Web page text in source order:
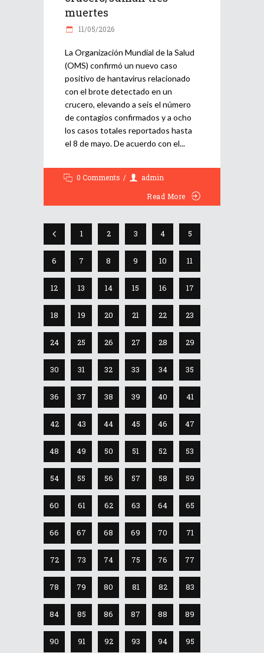
muertes
11/05/2026
La Organización Mundial de la Salud
(OMS) confirmó un nuevo caso
positivo de hantavirus relacionado
con el brote detectado en un
crucero, elevando a seis el número
de contagios confirmados y a ocho
los casos totales reportados hasta
el 8 de mayo. De acuerdo con el
0 Comments
admin
Read More
1 2 3 4 5
6 7 8 9 10 11
12 13 14 15 16 17
18 19 20 21 22 23
24 25 26 27 28 29
30 31 32 33 34 35
36 37 38 39 40 41
42 43 44 45 46 47
48 49 50 51 52 53
54 55 56 57 58 59
60 61 62 63 64 65
66 67 68 69 70 71
72 73 74 75 76 77
78 79 80 81 82 83
84 85 86 87 88 89
90 91 92 93 94 95